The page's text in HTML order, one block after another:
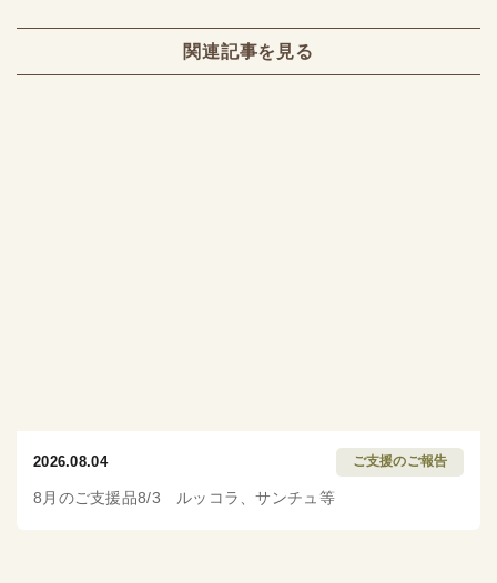
関連記事を見る
2026.08.04 ご支援のご報告
8月のご支援品8/3 ルッコラ、サンチュ等